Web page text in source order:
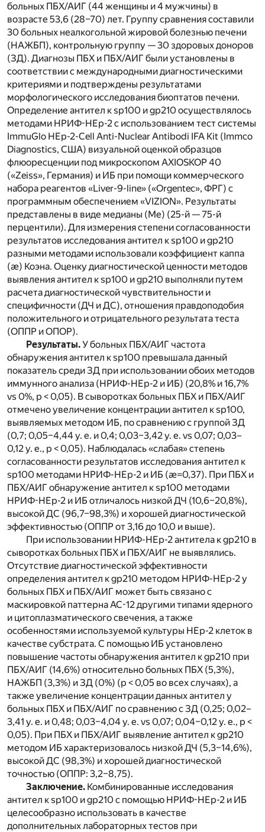
больных ПБХ/АИГ (44 женщины и 4 мужчины) в
возрасте 53,6 (28–70) лет. Группу сравнения составили
30 больных неалкогольной жировой болезнью печени
(НАЖБП), контрольную группу — 30 здоровых доноров
(ЗД). Диагнозы ПБХ и ПБХ/АИГ были установлены в
соответствии с международными диагностическими
критериями и подтверждены результатами
морфологического исследования биоптатов печени.
Определение антител к sp100 и gp210 осуществлялось
методами НРИФ-НЕр-2 c использованием тест системы
ImmuGlo HЕp-2-Cell Anti-Nuclear Antibodi IFA Kit (Immco
Diagnostics, США) визуальной оценкой образцов
флюоресценции под микроскопом AXIOSKOP 40
(«Zeiss», Германия) и ИБ при помощи коммерческого
набора реагентов «Liver-9-line» («Orgentec», ФРГ) с
программным обеспечением «VIZION». Результаты
представлены в виде медианы (Ме) (25-й — 75-й
перцентили). Для измерения степени согласованности
результатов исследования антител к sp100 и gp210
разными методами использовали коэффициент каппа
(æ) Коэна. Оценку диагностической ценности методов
выявления антител к sp100 и gp210 выполняли путем
расчета диагностической чувствительности и
специфичности (ДЧ и ДС), отношения правдоподобия
положительного и отрицательного результата теста
(ОППР и ОПОР).
Результаты.У больных ПБХ/АИГ частота
обнаружения антител к sp100 превышала данный
показатель среди ЗД при использовании обоих методов
иммунного анализа (НРИФ-HEp-2 и ИБ) (20,8% и 16,7%
vs 0%, р < 0,05). В сыворотках больных ПБХ и ПБХ/АИГ
отмечено увеличение концентрации антител к sp100,
выявляемых методом ИБ, по сравнению с группой ЗД
(0,7; 0,05–4,44 у. е. и 0,4; 0,03–3,42 у. е. vs 0,07; 0,03–
0,12 у. е., р < 0,05). Наблюдалась «слабая» степень
согласованности результатов исследования антител к
sp100 методами НРИФ-HEp-2 и ИБ (æ=0,37). При ПБХ и
ПБХ/АИГ обнаружение антител к sp100 методами
НРИФ-НЕр-2 и ИБ отличалось низкой ДЧ (10,6–20,8%),
высокой ДС (96,7–98,3%) и хорошей диагностической
эффективностью (ОППР от 3,16 до 10,0 и выше).
При использовании НРИФ-HEp-2 антитела к gp210 в
сыворотках больных ПБХ и ПБХ/АИГ не выявлялись.
Отсутствие диагностической эффективности
определения антител к gp210 методом НРИФ-HEp-2 у
больных ПБХ и ПБХ/АИГ может быть связано с
маскировкой паттерна АС-12 другими типами ядерного
и цитоплазматического свечения, а также
особенностями используемой культуры HEp-2 клеток в
качестве субстрата. С помощью ИБ установлено
повышение частоты обнаружения антител к gp210 при
ПБХ/АИГ (14,6%) относительно больных ПБХ (5,3%),
НАЖБП (3,3%) и ЗД (0%) (р < 0,05 во всех случаях), а
также увеличение концентрации данных антител у
больных ПБХ и ПБХ/АИГ по сравнению с ЗД (0,25; 0,02–
3,41 у. е. и 0,48; 0,03–4,04 у. е. vs 0,07; 0,04–0,12 у. е., р <
0,05). При ПБХ и ПБХ/АИГ выявление антител к gp210
методом ИБ характеризовалось низкой ДЧ (5,3–14,6%),
высокой ДС (98,3%) и хорошей диагностической
точностью (ОППР: 3,2–8,75).
Заключение. Комбинированные исследования
антител к sp100 и gp210 с помощью НРИФ-НЕр-2 и ИБ
целесообразно использовать в качестве
дополнительных лабораторных тестов при